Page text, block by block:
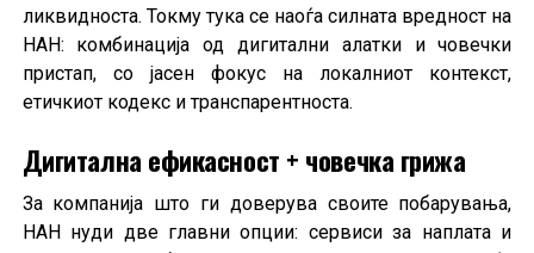
ликвидноста. Токму тука се наоѓа силната вредност на
НАН: комбинација од дигитални алатки и човечки
пристап, со јасен фокус на локалниот контекст,
етичкиот кодекс и транспарентноста.
Дигитална ефикасност + човечка грижа
За компанија што ги доверува своите побарувања,
НАН нуди две главни опции: сервиси за наплата и